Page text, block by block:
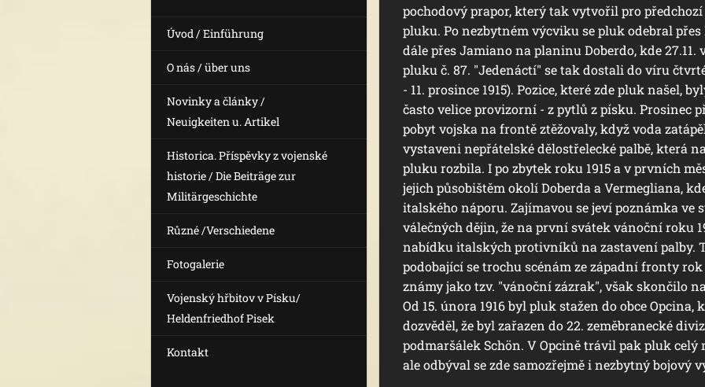
Úvod / Einführung
O nás / über uns
Novinky a články /
Neuigkeiten u. Artikel
Historica. Příspěvky z vojenské
historie / Die Beiträge zur
Militärgeschichte
Různé /Verschiedene
Fotogalerie
Vojenský hřbitov v Písku/
Heldenfriedhof Pisek
Kontakt
pochodový prapor, který tak vytvořil pro
pluku. Po nezbytném výcviku se pluk odebral přes
dále přes Jamiano na planinu Doberdo, kde
pluku č. 87. "Jedenáctí" se tak dostali do víru
- 11. prosince 1915). Pozice, které zde pluk našel,
často velice provizorní - z pytlů z písku. Prosinec
pobyt vojska na frontě ztěžovaly, když voda
vystaveni nepřátelské dělostřelecké palbě, která
pluku rozbila. I po zbytek roku 1915 a v prvních
jejich působištěm okolí Doberda a Vermegliana,
italského náporu. Zajímavou se jeví poznámka ve
válečných dějin, že na první svátek vánoční roku
nabídku italských protivníků na zastavení palby.
podobající se trochu scénám ze západní fronty
známy jako tzv. "vánoční zázrak", však skončilo
Od 15. února 1916 byl pluk stažen do obce Opcina,
dozvěděl, že byl zařazen do 22. zeměbranecké
podmaršálek Schön. V Opcině trávil pak pluk celý
ale odbýval se zde samozřejmě i nezbytný bojový